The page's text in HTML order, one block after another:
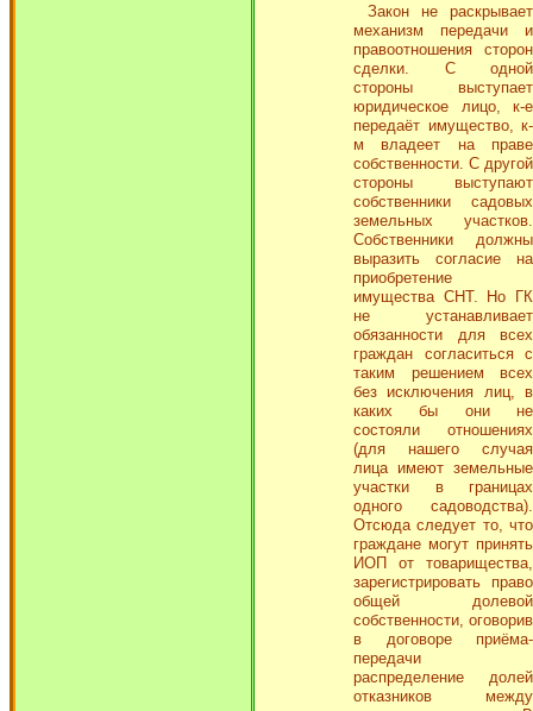
Закон не раскрывает
механизм передачи и
правоотношения сторон
сделки. С одной
стороны выступает
юридическое лицо, к-е
передаёт имущество, к-
м владеет на праве
собственности. С другой
стороны выступают
собственники садовых
земельных участков.
Собственники должны
выразить согласие на
приобретение
имущества СНТ. Но ГК
не устанавливает
обязанности для всех
граждан согласиться с
таким решением всех
без исключения лиц, в
каких бы они не
состояли отношениях
(для нашего случая
лица имеют земельные
участки в границах
одного садоводства).
Отсюда следует то, что
граждане могут принять
ИОП от товарищества,
зарегистрировать право
общей долевой
собственности, оговорив
в договоре приёма-
передачи
распределение долей
отказников между